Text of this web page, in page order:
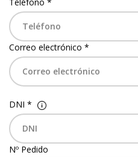
Correo electrónico *
DNI *
Nº Pedido